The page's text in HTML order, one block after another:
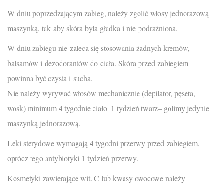
W dniu poprzedzającym zabieg, należy zgolić włosy jednorazową
maszynką, tak aby skóra była gładka i nie podrażniona.
W dniu zabiegu nie zaleca się stosowania żadnych kremów,
balsamów i dezodorantów do ciała. Skóra przed zabiegiem
powinna być czysta i sucha.
Nie należy wyrywać włosów mechanicznie (depilator, pęseta,
wosk) minimum 4 tygodnie ciało, 1 tydzień twarz– golimy jedynie
maszynką jednorazową.
Leki sterydowe wymagają 4 tygodni przerwy przed zabiegiem,
oprócz tego antybiotyki 1 tydzień przerwy.
Kosmetyki zawierające wit. C lub kwasy owocowe należy